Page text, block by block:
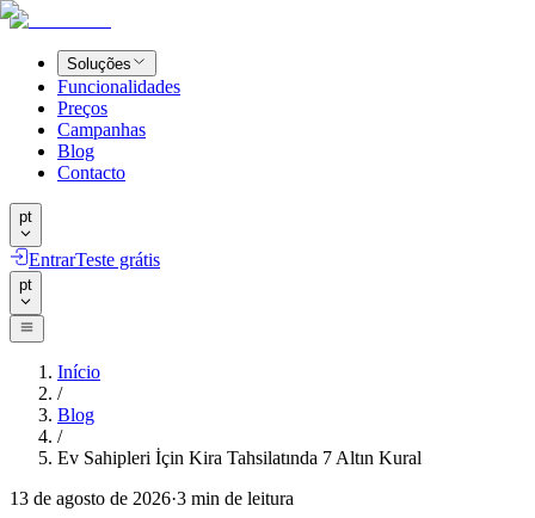
Soluções
Funcionalidades
Preços
Campanhas
Blog
Contacto
pt
EntrarTeste grátis
pt
Início
/
Blog
/
Ev Sahipleri İçin Kira Tahsilatında 7 Altın Kural
13 de agosto de 2026·3 min de leitura